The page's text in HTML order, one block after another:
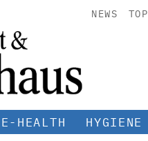
NEWS
E-HEALTH HYGIENE